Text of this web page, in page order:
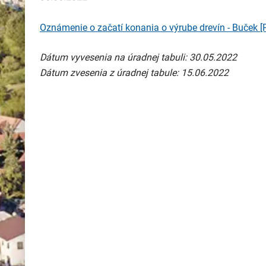
Oznámenie o začatí konania o výrube drevín - Buček
Dátum vyvesenia na úradnej tabuli: 30.05.2022
Dátum zvesenia z úradnej tabule: 15.06.2022